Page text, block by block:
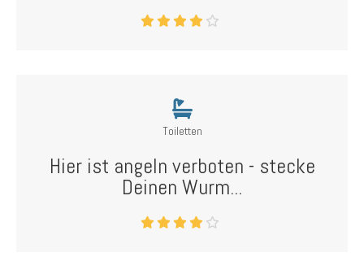
Toiletten
Hier ist angeln verboten - stecke
Deinen Wurm...